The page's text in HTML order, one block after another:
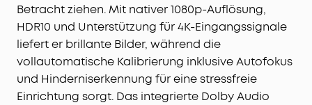
Betracht ziehen. Mit nativer 1080p-Auflösung,
HDR10 und Unterstützung für 4K-Eingangssignale
liefert er brillante Bilder, während die
vollautomatische Kalibrierung inklusive Autofokus
und Hinderniserkennung für eine stressfreie
Einrichtung sorgt. Das integrierte Dolby Audio